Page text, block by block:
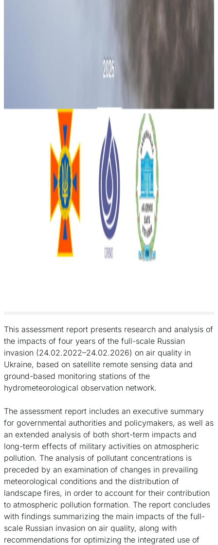
This assessment report presents research and analysis of
the impacts of four years of the full-scale Russian
invasion (24.02.2022–24.02.2026) on air quality in
Ukraine, based on satellite remote sensing data and
ground-based monitoring stations of the
hydrometeorological observation network.
The assessment report includes an executive summary
for governmental authorities and policymakers, as well as
an extended analysis of both short-term impacts and
long-term effects of military activities on atmospheric
pollution. The analysis of pollutant concentrations is
preceded by an examination of changes in prevailing
meteorological conditions and the distribution of
landscape fires, in order to account for their contribution
to atmospheric pollution formation. The report concludes
with findings summarizing the main impacts of the full-
scale Russian invasion on air quality, along with
recommendations for optimizing the integrated use of